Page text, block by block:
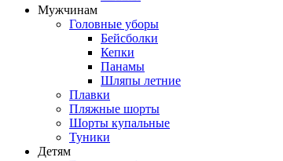
Мужчинам
Головные уборы
Бейсболки
Кепки
Панамы
Шляпы летние
Плавки
Пляжные шорты
Шорты купальные
Туники
Детям